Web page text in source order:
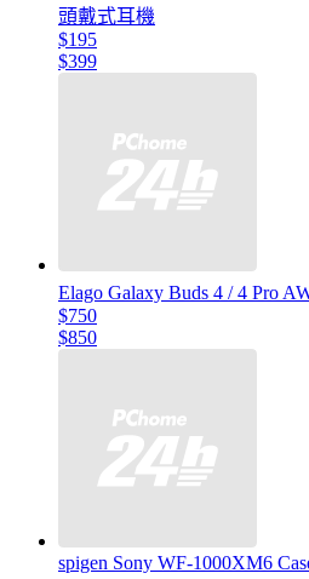
頭戴式耳機
$195
$399
Elago Galaxy Buds 4 / 4 Pro
$750
$850
spigen Sony WF-1000XM6